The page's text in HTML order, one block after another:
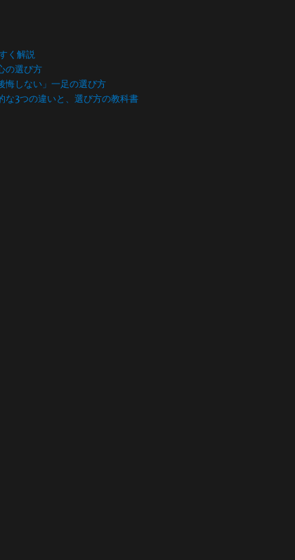
く解説
の選び方
悔しない」一足の選び方
な3つの違いと、選び方の教科書